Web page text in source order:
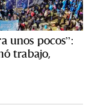
unos pocos”:
trabajo,